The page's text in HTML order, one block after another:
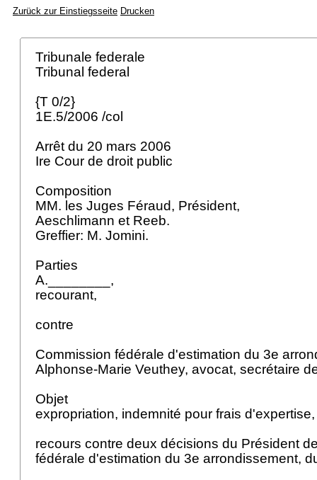
Zurück zur Einstiegsseite Drucken
Tribunale federale
Tribunal federal
{T 0/2}
1E.5/2006 /col
Arrêt du 20 mars 2006
Ire Cour de droit public
Composition
MM. les Juges Féraud, Président,
Aeschlimann et Reeb.
Greffier: M. Jomini.
Parties
A.________,
recourant,
contre
Commission fédérale d'estimation du 3e
Alphonse-Marie Veuthey, avocat, secrétaire
Objet
expropriation, indemnité pour frais
recours contre deux décisions du Président
fédérale d'estimation du 3e arrondissement,